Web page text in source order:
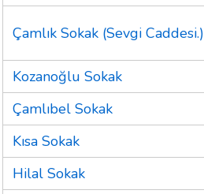
Çamlık Sokak (Sevgi Caddesi.)
Kozanoğlu Sokak
Çamlıbel Sokak
Kısa Sokak
Hilal Sokak